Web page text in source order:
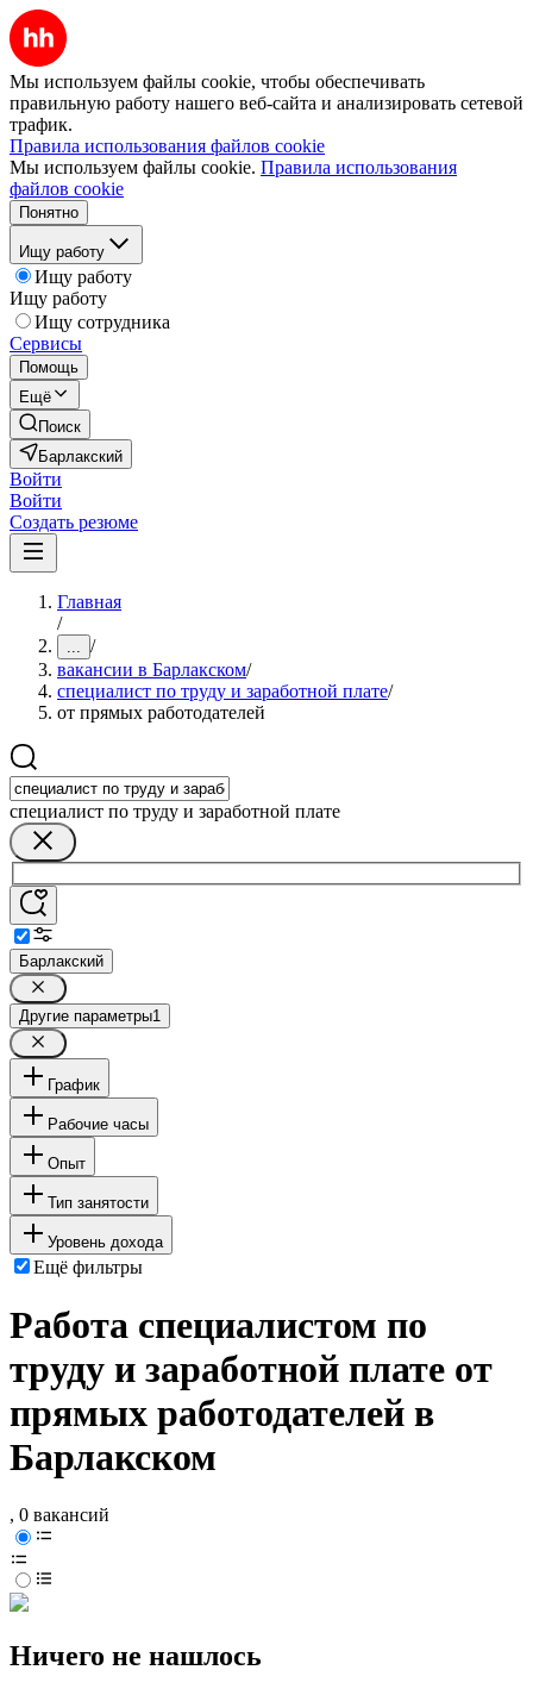
Мы используем файлы cookie, чтобы обеспечивать
правильную работу нашего веб-сайта и анализировать сетевой
трафик.
Правила использования файлов cookie
Мы используем файлы cookie. Правила использования
файлов cookie
Понятно
Ищу работу
Ищу работу
Ищу работу
Ищу сотрудника
Сервисы
Помощь
Ещё
Поиск
Барлакский
Войти
Войти
Создать резюме
Главная
/
... /
вакансии в Барлакском/
специалист по труду и заработной плате/
от прямых работодателей
специалист по труду и заработной плате
Барлакский
Другие параметры1
График
Рабочие часы
Опыт
Тип занятости
Уровень дохода
Ещё фильтры
Работа специалистом по
труду и заработной плате от
прямых работодателей в
Барлакском
, 0 вакансий
Ничего не нашлось